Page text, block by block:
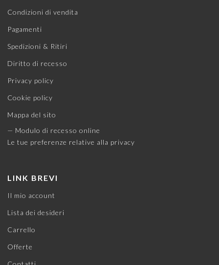
Condizioni di vendita
Pagamenti
Spedizioni & Ritiri
Diritto di recesso
Privacy policy
Cookie policy
Mappa del sito
— Modulo di recesso online
Le tue preferenze relative alla privacy
LINK BREVI
Il mio account
Lista dei desideri
Carrello
Offerte